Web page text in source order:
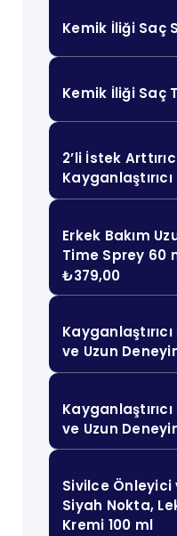
Kemik İliği Saç
Kemik İliği Saç
2’li İstek
Erkek Bakım
Time Sprey 60
₺379,00
ve Uzun
ve Uzun
Sivilce Önleyici
Siyah Nokta,
Kremi 100 ml